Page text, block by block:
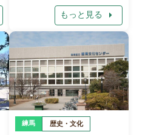
企業博物館です。 館内で
は、実際のアニメ製作現場
で使用されている資料や原
画などを展示しており、作
品が生まれるまでの工程や
アニメ製作の魅力を学ぶこ
とができます。また、館内
や屋外にはフォトスポット
もっと見る arrow_right
練馬 歴史・文化